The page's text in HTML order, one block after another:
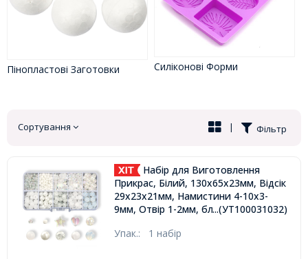
Пінопластові Заготовки Силіконові Форми
Сортування Фільтр
|
Набір для Виготовлення
Прикрас, Білий, 130х65х23мм, Відсік
29х23х21мм, Намистини 4-10х3-
9мм, Отвір 1-2мм, близько 711шт/
...(УТ100031032)
Упак.: 1 набір